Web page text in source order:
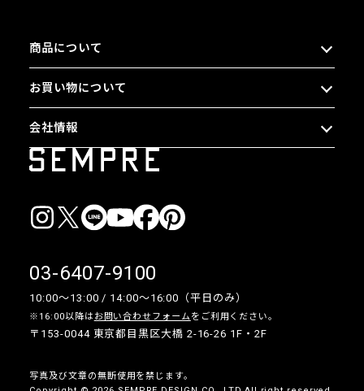
商品について
お買い物について
会社情報
03-6407-9100
10:00〜13:00 / 14:00〜16:00（平日のみ）
※16:00以降は お問い合わせフォームをご利用ください。
〒153-0044 東京都目黒区大橋 2-16-26 1F・2F
写真及び文章の無断使用を禁じます。